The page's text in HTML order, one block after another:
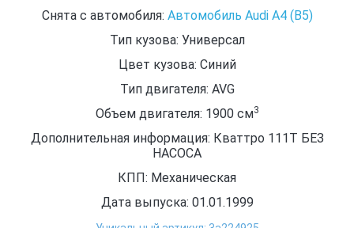
Снята с автомобиля: Автомобиль Audi A4 (B5)
Тип кузова: Универсал
Цвет кузова: Синий
Тип двигателя: AVG
Объем двигателя: 1900 см3
Дополнительная информация: Кваттро 111Т БЕЗ
НАСОСА
КПП: Механическая
Дата выпуска: 01.01.1999